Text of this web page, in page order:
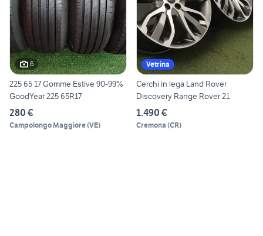
6
225 65 17 Gomme Estive 90-99%
GoodYear 225 65R17
280 €
Campolongo Maggiore(VE)
Vetrina
Cerchi in lega Land Rover
Discovery Range Rover 21
1.490 €
Cremona (CR)